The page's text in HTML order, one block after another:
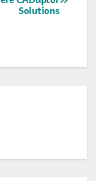
Solutions